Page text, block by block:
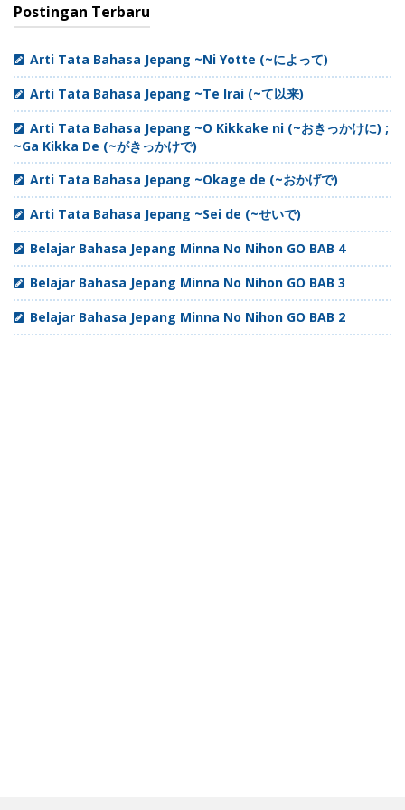
Postingan Terbaru
Arti Tata Bahasa Jepang ~Ni Yotte (~によって)
Arti Tata Bahasa Jepang ~Te Irai (~て以来)
Arti Tata Bahasa Jepang ~O Kikkake ni (~おきっかけに) ;
~Ga Kikka De (~がきっかけで)
Arti Tata Bahasa Jepang ~Okage de (~おかげで)
Arti Tata Bahasa Jepang ~Sei de (~せいで)
Belajar Bahasa Jepang Minna No Nihon GO BAB 4
Belajar Bahasa Jepang Minna No Nihon GO BAB 3
Belajar Bahasa Jepang Minna No Nihon GO BAB 2